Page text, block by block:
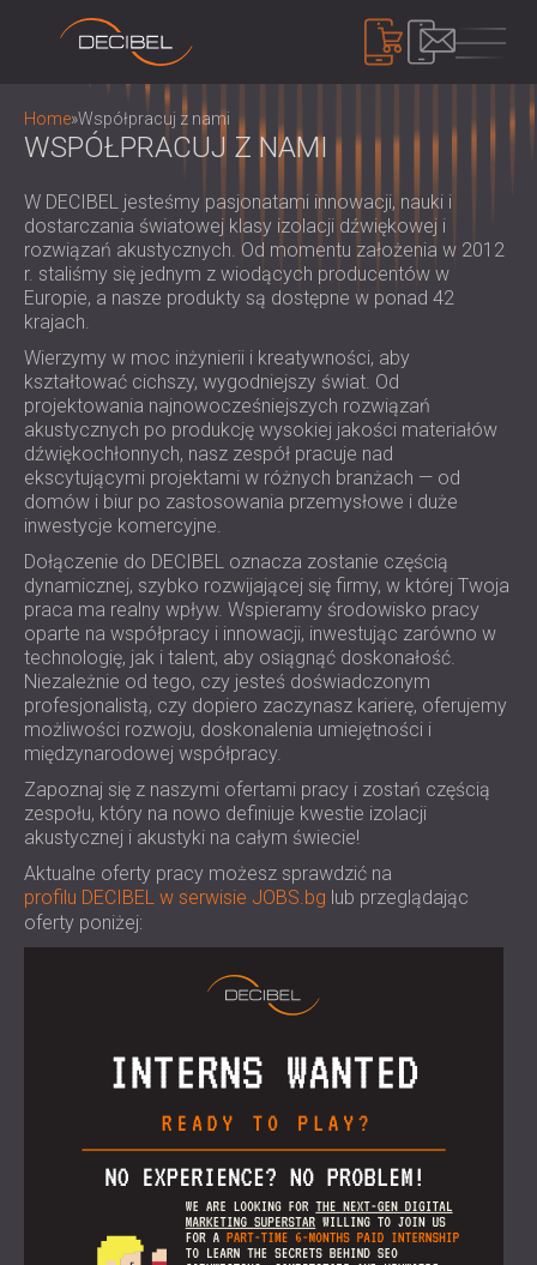
PRODUKTY
IZOLACJA AKUSTYCZNA
IZOLACJA AKUSTYCZNA ŚCIAN
IZOLACJA AKUSTYCZNA SUFITÓW
ROZWIĄZANIA DŹWIĘKOCHŁONNE DO
PODŁÓG
DRZWI AKUSTYCZNE
PANELE AKUSTYCZNE
EKOLOGICZNE PANELE I PRZEGRODY
AKUSTYCZNE
PERFOROWANE DREWNIANE PANELE
AKUSTYCZNE
TKANINOWE PANELE AKUSTYCZNE I
PRZEGRODY
PANELE AKUSTYCZNE Z LISTEW
DREWNIANYCH
WOOD WOOL PANELE AKUSTYCZNE
PIANKOWE POCHŁANIACZE DŹWIĘKU,
PUŁAPKI BASOWE I DYFUZORY
PANELE AKUSTYCZNE I PANELE
DŹWIĘKOCHŁONNE
KONTROLA HAŁASU
DŹWIĘKOSZCZELNE KABINY I OBUDOWY /
BARIERY
ŻALUZJE I TŁUMIKI DŹWIĘKOCHŁONNE
UCHWYTY ANTYWIBRACYJNE,
PODKŁADKI I WIESZAKI
KABINY AUDIOLOGICZNE
URZĄDZENIA
MIERNIK DECYBELI POZIOMU DŹWIĘKU
SYSTEM MASKOWANIA DŹWIĘKU,
DOZYMETRY I ZESTAWY
BEZPIECZEŃSTWA
O NAS
KIM JESTEŚMY
BLOG
BADANIA I ROZWÓJ
AKTUALNOŚCI
WIDEO
REFERENCJE
CZŁONKOSTWO
SEKTORY
IZOLACJA AKUSTYCZNA I ROZWIĄZANIA
AKUSTYCZNE DLA DOMÓW
IZOLACJA AKUSTYCZNA I ROZWIĄZANIA
AKUSTYCZNE DLA OBIEKTÓW
PRZEMYSŁOWYCH
IZOLACJA AKUSTYCZNA I PANELE
AKUSTYCZNE DO BIUR
IZOLACJA AKUSTYCZNA MASZYN,
URZĄDZEŃ, AGREGATÓW
PRĄDOTWÓRCZYCH I AGREGATÓW
CHŁODNICZYCH
IZOLACJA AKUSTYCZNA I ROZWIĄZANIA
AKUSTYCZNE DLA STUDIÓW
PANELE DŹWIĘKOCHŁONNE I
BADAWCZYCH I LABORATORIÓW
IZOLACJA AKUSTYCZNA I PANELE
AKUSTYCZNE DLA RESTAURACJI I
KLUBÓW
IZOLACJA AKUSTYCZNA I ROZWIĄZANIA
AKUSTYCZNE DLA HOTELI
IZOLACJA AKUSTYCZNA I PANELE
USŁUGI
DORADZTWO AKUSTYCZNE
SYMULACJA AKUSTYCZNA
INŻYNIERIA AKUSTYCZNA
POMIARY
NADZÓR PROJEKTOWY
REALIZACJA PROJEKTU
PROJEKTY
KONTAKTY
OBSZAR POBIERANIA
POLAND (PL)
БЪЛГАРИЯ (BG)
GREAT BRITAIN (GB)
DEUTSCHLAND (DE)
SRBIJA (RS)
ROMÂNIA (RO)
FINLAND (FI)
РОССИЯ (RU)
USA (US)
SOUTH AFRICA (ZA)
Home»Współpracuj z nami
WSPÓŁPRACUJ Z NAMI
W DECIBEL jesteśmy pasjonatami innowacji, nauki i
dostarczania światowej klasy izolacji dźwiękowej i
rozwiązań akustycznych. Od momentu założenia w 2012
r. staliśmy się jednym z wiodących producentów w
Europie, a nasze produkty są dostępne w ponad 42
krajach.
Wierzymy w moc inżynierii i kreatywności, aby
kształtować cichszy, wygodniejszy świat. Od
projektowania najnowocześniejszych rozwiązań
akustycznych po produkcję wysokiej jakości materiałów
dźwiękochłonnych, nasz zespół pracuje nad
ekscytującymi projektami w różnych branżach — od
domów i biur po zastosowania przemysłowe i duże
inwestycje komercyjne.
Dołączenie do DECIBEL oznacza zostanie częścią
dynamicznej, szybko rozwijającej się firmy, w której Twoja
praca ma realny wpływ. Wspieramy środowisko pracy
oparte na współpracy i innowacji, inwestując zarówno w
technologię, jak i talent, aby osiągnąć doskonałość.
Niezależnie od tego, czy jesteś doświadczonym
profesjonalistą, czy dopiero zaczynasz karierę, oferujemy
możliwości rozwoju, doskonalenia umiejętności i
międzynarodowej współpracy.
Zapoznaj się z naszymi ofertami pracy i zostań częścią
zespołu, który na nowo definiuje kwestie izolacji
akustycznej i akustyki na całym świecie!
Aktualne oferty pracy możesz sprawdzić na
profilu DECIBEL w serwisie JOBS.bg lub przeglądając
oferty poniżej: